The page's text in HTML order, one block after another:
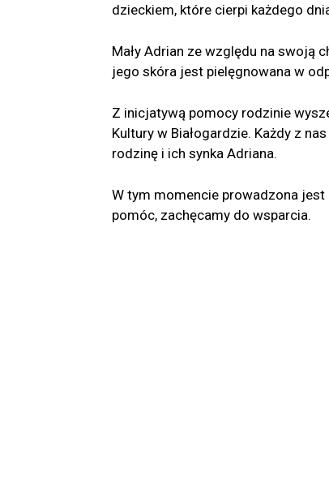
dzieckiem, które cierpi każdego
Mały Adrian ze względu na swoją
jego skóra jest pielęgnowana w
Z inicjatywą pomocy rodzinie
Kultury w Białogardzie. Każdy z
rodzinę i ich synka Adriana.
W tym momencie prowadzona
pomóc, zachęcamy do wsparcia.